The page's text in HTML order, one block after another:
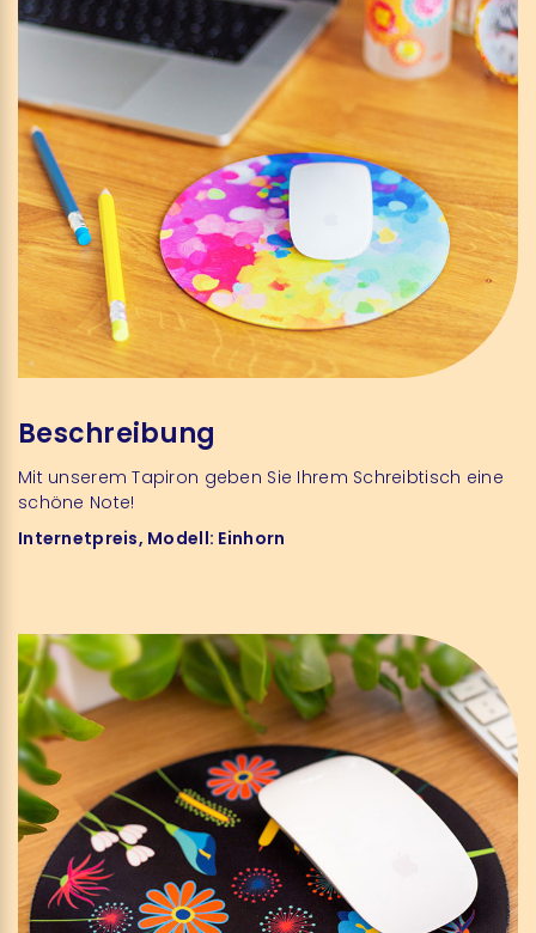
Beschreibung
Mit unserem Tapiron geben Sie Ihrem Schreibtisch eine
schöne Note!
Internetpreis, Modell: Einhorn